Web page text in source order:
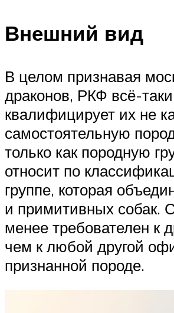
Внешний вид
В целом признавая
драконов, РКФ всё-таки
квалифицирует их не
самостоятельную
только как породную
относит по
группе, которая
и примитивных собак.
менее требователен к
чем к любой другой
признанной породе.